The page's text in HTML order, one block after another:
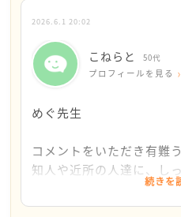
まで愚痴や悪口を聞かされ
まうのは自然なことです。
ん。人の苦しみに寄り添え
まず今は、「働けなかっ
く、「心が壊れるほど頑張
時期です。
2026.6.1 20:02
こねらと 50代
プロフィールを見る
めぐ先生
コメントをいただき有難
知人や近所の人達に、し
変なんだから、仕事なん
れ、その通りに出来ない
続きを